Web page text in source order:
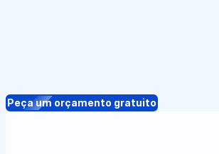
Peça um orçamento gratuito